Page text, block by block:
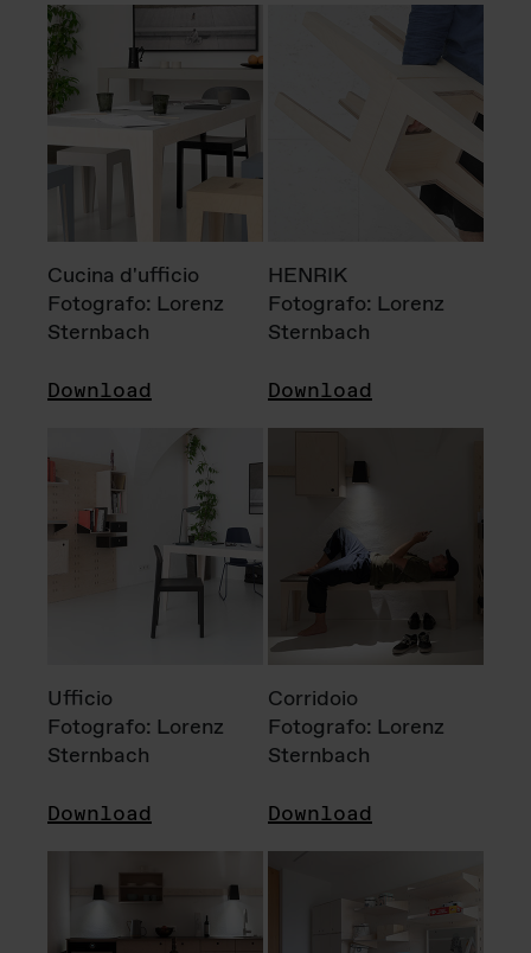
Cucina d'ufficio
Fotografo: Lorenz
Sternbach
Download
HENRIK
Fotografo: Lorenz
Sternbach
Download
Ufficio
Fotografo: Lorenz
Sternbach
Download
Corridoio
Fotografo: Lorenz
Sternbach
Download